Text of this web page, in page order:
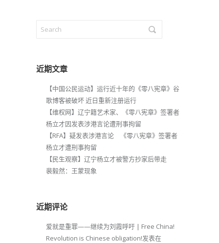
近期文章
【中国公民运动】运行近十年的《零八宪章》谷
歌博客被破坏 近日重新注册运行
【维权网】辽宁籍艺术家、《零八宪章》签署者
杨立才因发表涉港言论遭刑事拘留
【RFA】疑发表涉港言论 《零八宪章》签署者
杨立才遭刑事拘留
【民生观察】辽宁杨立才被警方抄家后带走
裴毅然：王蒙现象
近期评论
爱就是重罪——继续为刘霞呼吁 | Free China!
Revolution is Chinese obligation!发表在